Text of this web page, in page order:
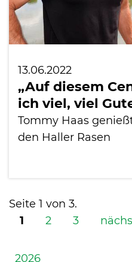
13.06.2022
„Auf diesem
ich viel, viel
Tommy Haas
den Haller Rasen
Seite 1 von 3.
1
2 3
2026